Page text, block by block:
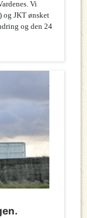
Vi
og JKT ønsket
og den 24